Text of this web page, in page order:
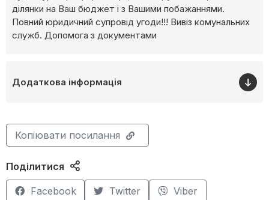
ділянки на Ваш бюджет і з Вашими побажаннями.
Повний юридичний супровід угоди!!! Вивіз комунальних
служб. Допомога з документами
Додаткова інформація
Копіювати посилання
Поділитися
Facebook Twitter
Viber